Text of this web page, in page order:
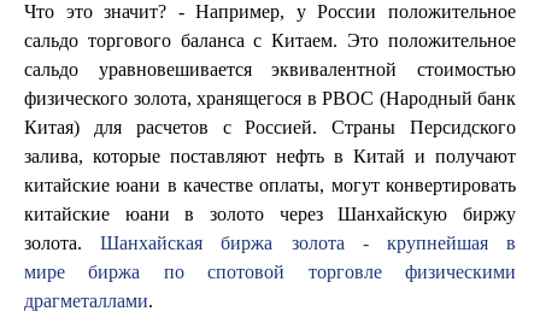
Что это значит? - Например, у России положительное
сальдо торгового баланса с Китаем. Это положительное
сальдо уравновешивается эквивалентной стоимостью
физического золота, хранящегося в PBOC (Народный банк
Китая) для расчетов с Россией. Страны Персидского
залива, которые поставляют нефть в Китай и получают
китайские юани в качестве оплаты, могут конвертировать
китайские юани в золото через Шанхайскую биржу
золота.Шанхайская биржа золота - крупнейшая в
мире биржа по спотовой торговле физическими
драгметаллами.